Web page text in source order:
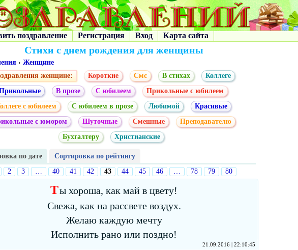
поздравление Регистрация Вход Карта сайта
Стихи с днем рождения для женщины
› Женщине
женщине:
Короткие Смс В стихах
Коллеге
В прозе С юбилеем
Прикольные с юбилеем
с юбилеем
С юбилеем в прозе Любимой
Красивые
с юмором
Шуточные Смешные
Преподавателю
Бухгалтеру
Христианские
по дате
Сортировка по рейтингу
2
3 … 40 41 42 43 44 45 46 … 78 79 80
Ты хороша, как май в цвету!
Свежа, как на рассвете воздух.
Желаю каждую мечту
Исполнить рано или поздно!
21.09.2016 | 22:10:45